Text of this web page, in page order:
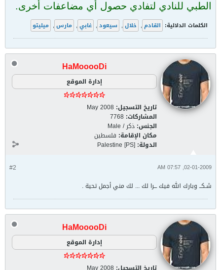
الطبي للنادي لتفادي حصول أي مضاعفات أخرى.
الكلمات الدلالية: القادم , خلال , سيعود , غابي , مارس , ميليتو
HaMooooDi
إدارة الموقع
تاريخ التسجيل: May 2008
المشاركات: 7768
الجنس: ذكر / Male
مكان الإقامة: فلسطين
الدولة: Palestine [PS]
#2 02-01-2009, 07:57 AM
شـكــ وبارك الله فيك ـــرا لك ... لك مني أجمل تحية .
HaMooooDi
إدارة الموقع